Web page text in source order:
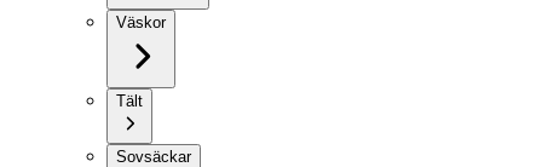
Väskor
Tält
Sovsäckar